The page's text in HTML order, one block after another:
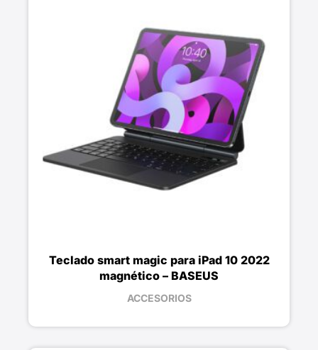
ACCESORIOS
Teclado smart magic para iPad 10 2022
magnético – BASEUS